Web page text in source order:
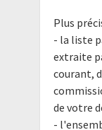
Plus
- la liste
extraite
courant,
de votre
-